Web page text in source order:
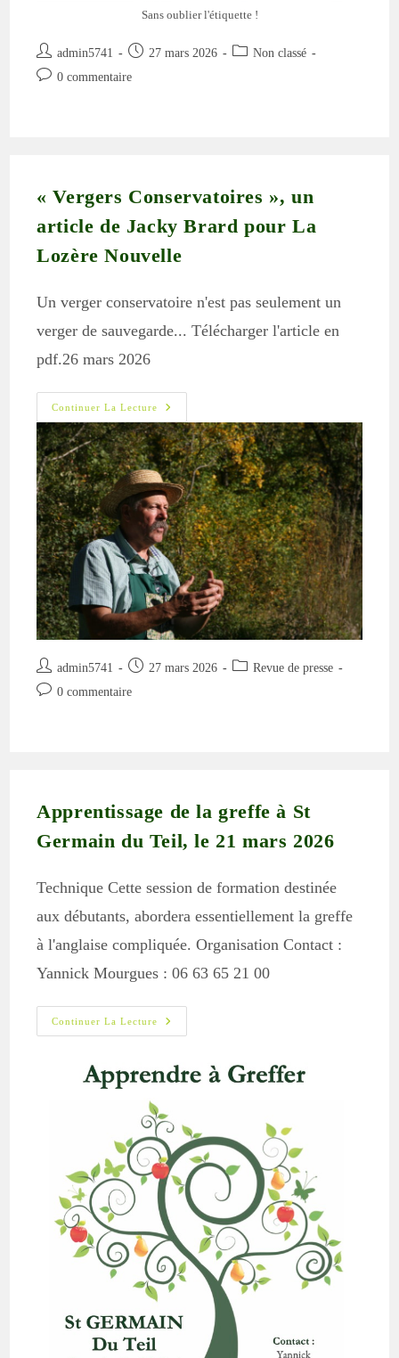
Sans oublier l'étiquette !
Auteur/autrice
de
admin5741
Publication
27 mars 2026
PostNon classé
Commentaires
0 commentaire
« Vergers Conservatoires », un
article de Jacky Brard pour La
Lozère Nouvelle
Un verger conservatoire n'est pas seulement un
verger de sauvegarde... Télécharger l'article en
pdf.26 mars 2026
Continuer La Lecture
« Vergers
Conservatoires »,
Un
Article
De
Jacky
Brard
Pour
La
Lozère
Nouvelle
Auteur/autrice
de
admin5741
Publication
27 mars 2026
PostRevue de presse
Commentaires
0 commentaire
Apprentissage de la greffe à St
Germain du Teil, le 21 mars 2026
Technique Cette session de formation destinée
aux débutants, abordera essentiellement la greffe
à l'anglaise compliquée. Organisation Contact :
Yannick Mourgues : 06 63 65 21 00
Continuer La Lecture
Apprentissage
De
À
St
Du
Teil,
Le
21
Mars
2026